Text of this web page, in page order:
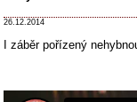
26.12.2014
I záběr pořízený